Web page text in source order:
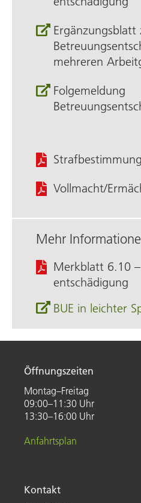
mehreren
Folgemeldung
Vollmacht/
Mehr
Merkblatt 6.10
entschädigung
BUE in leichter
Öffnungszeiten
Montag–Freitag
09:00–11:30 Uhr
13:30–16:00 Uhr
Anfahrtsplan
Kontakt